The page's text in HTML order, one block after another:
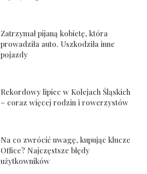
Zatrzymał pijaną kobietę, która
prowadziła auto. Uszkodziła inne
pojazdy
Rekordowy lipiec w Kolejach Śląskich
– coraz więcej rodzin i rowerzystów
Na co zwrócić uwagę, kupując klucze
Office? Najczęstsze błędy
użytkowników